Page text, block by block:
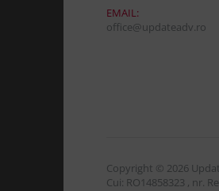
EMAIL:
office@updateadv.ro
Copyright © 2026
Cui: RO14858323 , nr.